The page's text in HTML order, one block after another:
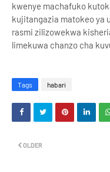
kwenye machafuko
kujitangazia matokeo ya
rasmi zilizowekwa
limekuwa chanzo cha
Tags habari
OLDER